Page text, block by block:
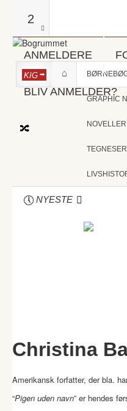
2
ANMELDERE
BLIV ANMELDER?
KIG
GRAPHIC
NOVELLER
NYESTE
Christina
Amerikansk forfatter, der bla.
“Pigen uden navn” er hendes